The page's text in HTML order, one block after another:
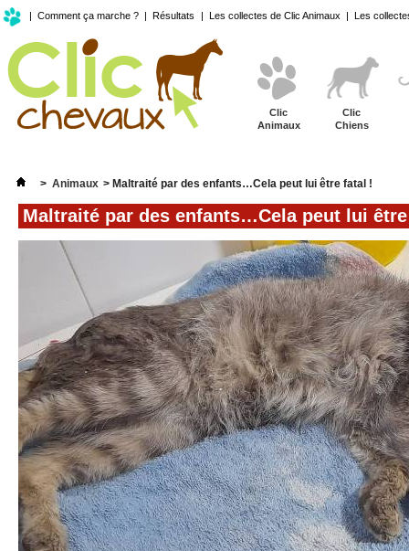
| Comment ça marche ? | Résultats | Les collectes de Clic Animaux | Les
Clic
Animaux
Clic
Chiens
> Animaux > Maltraité par des enfants…Cela peut lui être fatal !
Maltraité par des enfants…Cela peut lui